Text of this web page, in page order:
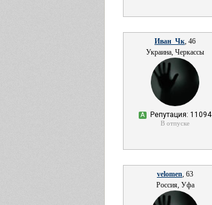
Иван_Чк, 46
Украина, Черкассы
А Репутация: 11094
В отпуске
velomen, 63
Россия, Уфа